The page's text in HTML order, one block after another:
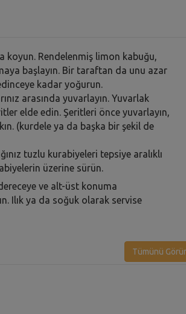
koyun. Rendelenmiş limon kabuğu,
başlayın. Bir taraftan da unu azar
kadar yoğurun.
arasında yuvarlayın. Yuvarlak
elde edin. Şeritleri önce yuvarlayın,
(kurdele ya da başka bir şekil de
tuzlu kurabiyeleri tepsiye aralıklı
üzerine sürün.
ve alt-üst konuma
Ilık ya da soğuk olarak servise
Tümünü